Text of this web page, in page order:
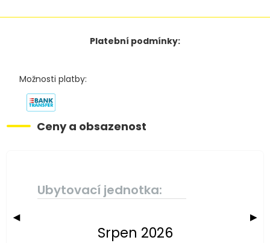
Platební podmínky:
Možnosti platby:
Ceny a obsazenost
Ubytovací jednotka:
◀ ▶
Srpen 2026